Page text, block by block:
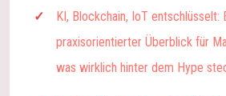
KI, Blockchain, IoT entschlüsselt:
praxisorientierter Überblick für
was wirklich hinter dem Hype